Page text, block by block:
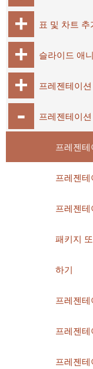
표 및 차트 추
슬라이드 애
프레젠테이
프레젠테이
프레젠
프레젠테
프레젠
패키지
하기
프레젠
프레젠
프레젠